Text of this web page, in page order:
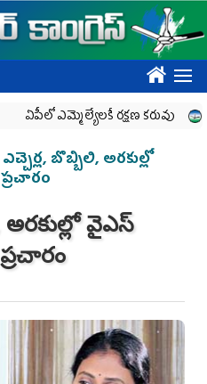
????
ఏపీలో ఎమ్మెల్యేల‌కే ర‌క్ష‌ణ క‌రువు
బొబ్బిలి, అరకుల్లో
అరకుల్లో వైఎస్‌